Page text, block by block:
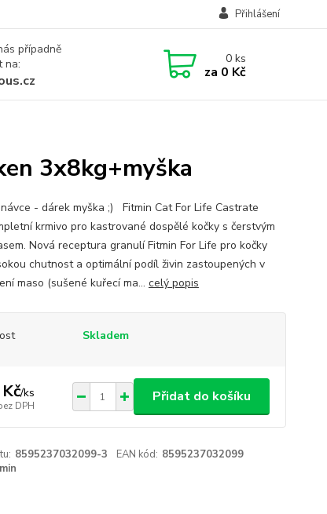
Přihlášení
případně
na:
0ks
za 0 Kč
3x8kg+myška
- dárek myška ;) Fitmin Cat For Life Castrate
krmivo pro kastrované dospělé kočky s čerstvým
Nová receptura granulí Fitmin For Life pro kočky
chutnost a optimální podíl živin zastoupených v
maso (sušené kuřecí ma... celý popis
Skladem
/ks
DPH
Přidat do košíku
8595237032099-3 EAN kód: 8595237032099